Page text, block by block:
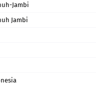
Jambi
Jambi